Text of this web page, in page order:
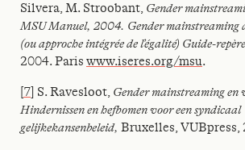
Silvera, M. Stroobant, Gender
MSU Manuel, 2004. Gender mainstreaming
(ou approche intégrée de l’égalité) Guide-
2004. Paris www.iseres.org/msu.
[7] S. Ravesloot, Gender mainstreaming en
Hindernissen en hefbomen voor een syndicaal
gelijkekansenbeleid, Bruxelles, VUBpress,